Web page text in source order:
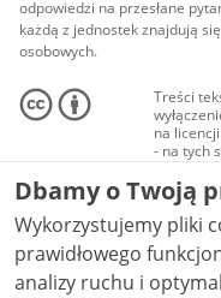
odpowiedzi na przesłane
każdą z jednostek znajdują
osobowych.
Treści
na
- na tych
audio i
Creative
NC-ND
Dbamy o Twoją
Wykorzystujemy pliki
prawidłowego
analizy ruchu i